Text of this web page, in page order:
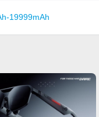
19999mAh